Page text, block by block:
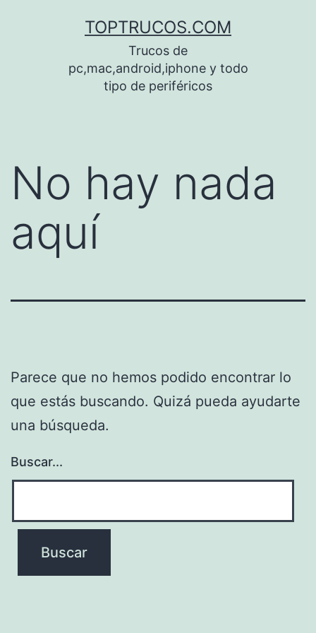
TOPTRUCOS.COM
Trucos de
pc,mac,android,iphone y todo
tipo de periféricos
No hay nada
aquí
Parece que no hemos podido encontrar lo
que estás buscando. Quizá pueda ayudarte
una búsqueda.
Buscar...